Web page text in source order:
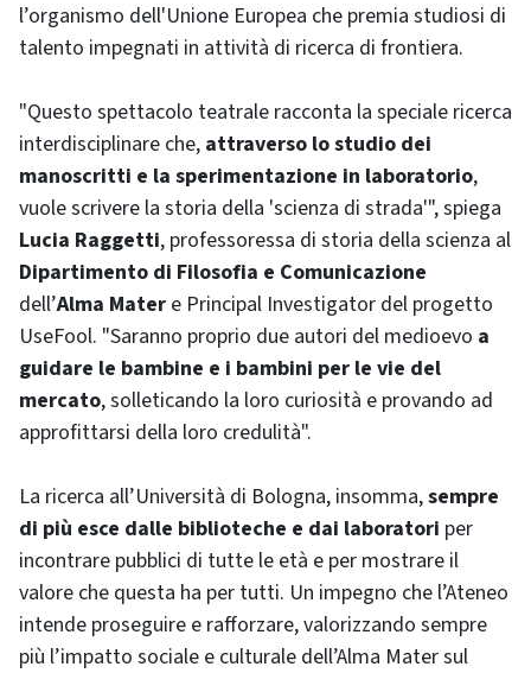
l’organismo dell'Unione Europea che premia studiosi di
talento impegnati in attività di ricerca di frontiera.
"Questo spettacolo teatrale racconta la speciale ricerca
interdisciplinare che, attraverso lo studio dei
manoscritti e la sperimentazione in laboratorio,
vuole scrivere la storia della 'scienza di strada'", spiega
Lucia Raggetti, professoressa di storia della scienza al
Dipartimento di Filosofia e Comunicazione
dell’Alma Mater e Principal Investigator del progetto
UseFool. "Saranno proprio due autori del medioevo a
guidare le bambine e i bambini per le vie del
mercato, solleticando la loro curiosità e provando ad
approfittarsi della loro credulità".
La ricerca all’Università di Bologna, insomma,sempre
di più esce dalle biblioteche e dai laboratori per
incontrare pubblici di tutte le età e per mostrare il
valore che questa ha per tutti. Un impegno che l’Ateneo
intende proseguire e rafforzare, valorizzando sempre
più l’impatto sociale e culturale dell’Alma Mater sul